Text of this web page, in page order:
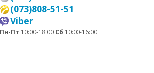
(073)808-51-51
Viber
Пн-Пт 10:00-18:00 Сб 10:00-16:00